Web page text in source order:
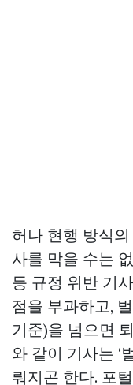
허나 현행 방식
사를 막을 수는
등 규정 위반 기
점을 부과하고,
기준)을 넘으면
와 같이 기사는 ‘
뤄지곤 한다. 포